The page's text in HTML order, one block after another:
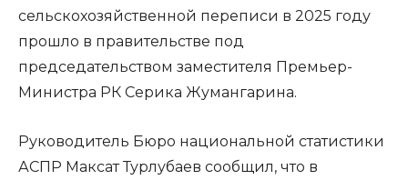
сельскохозяйственной переписи в 2025 году
прошло в правительстве под
председательством заместителя Премьер-
Министра РК Серика Жумангарина.
Руководитель Бюро национальной статистики
АСПР Максат Турлубаев сообщил, что в